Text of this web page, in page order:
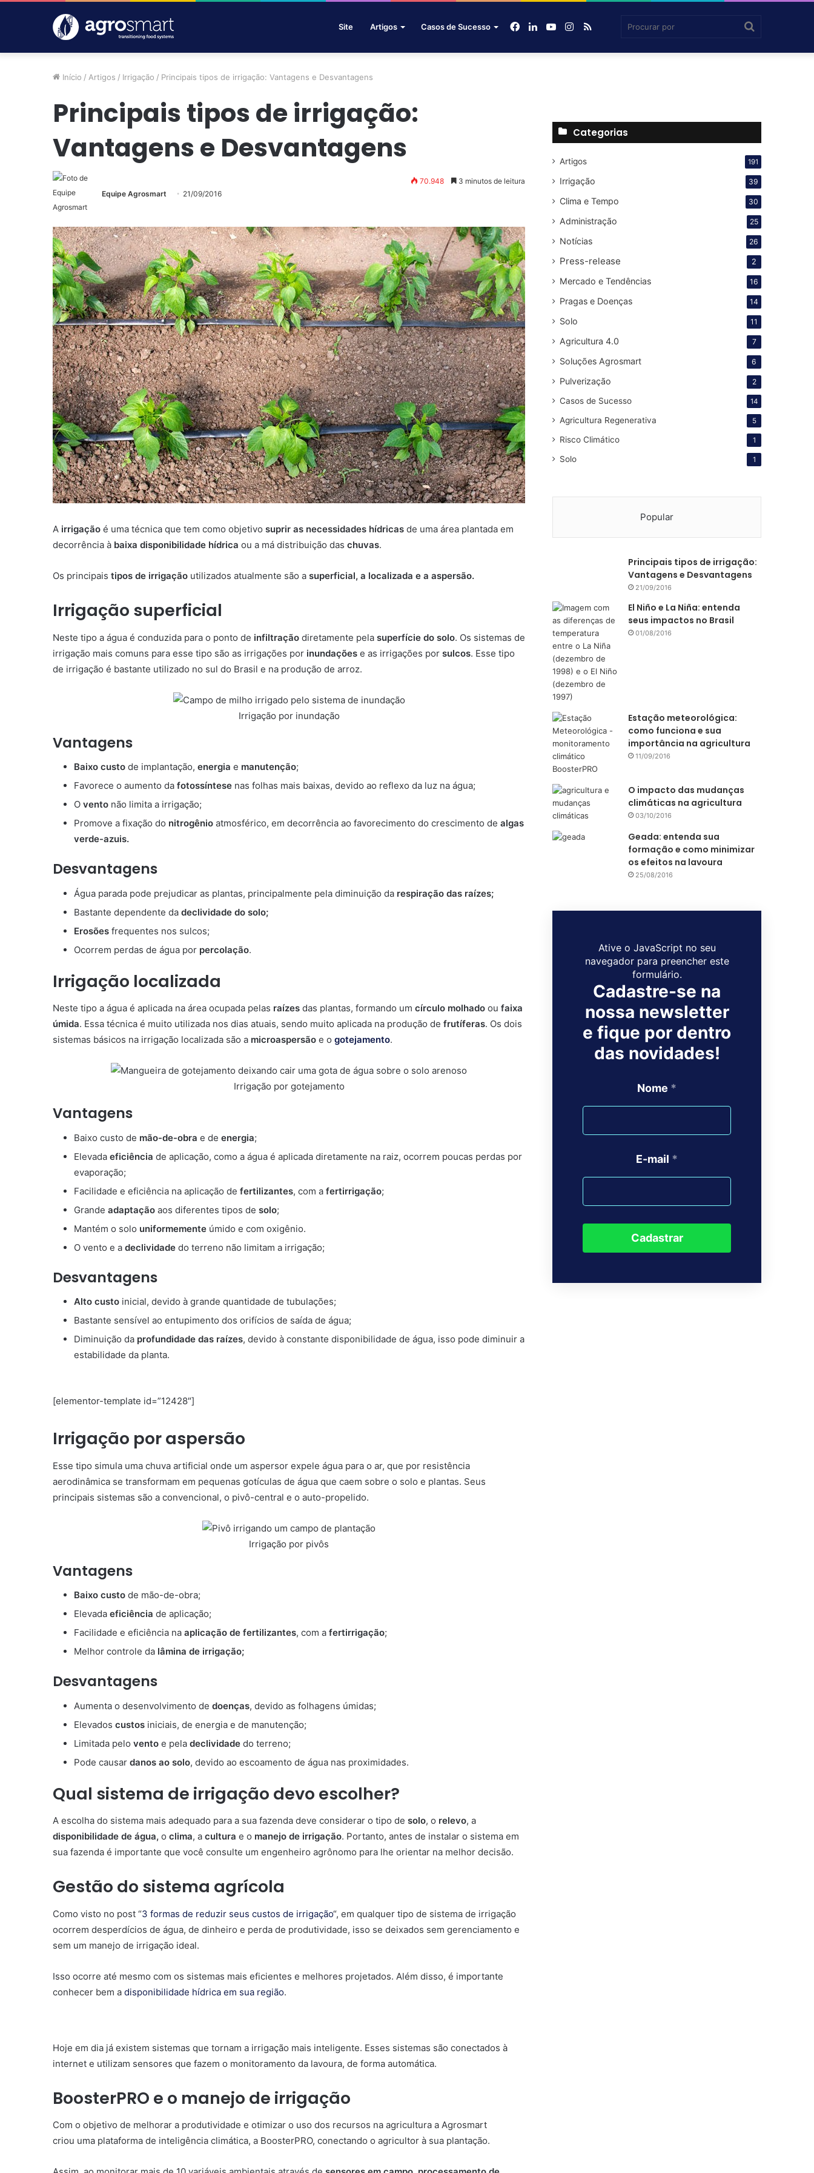
Site Artigos Casos de Sucesso Agrosmart
RSS
Instagram
YouTube
Linkedin
Facebook
Início / Artigos / Irrigação / Principais tipos de irrigação: Vantagens e Desvantagens
Principais tipos de irrigação:
Vantagens e Desvantagens
Equipe Agrosmart 21/09/2016
70.948 3 minutos de leitura
A irrigação é uma técnica que tem como objetivo suprir as necessidades hídricas de uma área plantada em
decorrência à baixa disponibilidade hídrica ou a má distribuição das chuvas.
Os principais tipos de irrigação utilizados atualmente são a superficial, a localizada e a aspersão.
Irrigação superficial
Neste tipo a água é conduzida para o ponto de infiltração diretamente pela superfície do solo. Os sistemas de
irrigação mais comuns para esse tipo são as irrigações por inundações e as irrigações por sulcos. Esse tipo
de irrigação é bastante utilizado no sul do Brasil e na produção de arroz.
Irrigação por inundação
Vantagens
Baixo custo de implantação, energia e manutenção;
Favorece o aumento da fotossíntese nas folhas mais baixas, devido ao reflexo da luz na água;
O vento não limita a irrigação;
Promove a fixação do nitrogênio atmosférico, em decorrência ao favorecimento do crescimento de algas
verde-azuis.
Desvantagens
Água parada pode prejudicar as plantas, principalmente pela diminuição da respiração das raízes;
Bastante dependente da declividade do solo;
Erosões frequentes nos sulcos;
Ocorrem perdas de água por percolação.
Irrigação localizada
Neste tipo a água é aplicada na área ocupada pelas raízes das plantas, formando um círculo molhado ou faixa
úmida. Essa técnica é muito utilizada nos dias atuais, sendo muito aplicada na produção de frutíferas. Os dois
sistemas básicos na irrigação localizada são a microaspersão e o gotejamento.
Irrigação por gotejamento
Vantagens
Baixo custo de mão-de-obra e de energia;
Elevada eficiência de aplicação, como a água é aplicada diretamente na raiz, ocorrem poucas perdas por
evaporação;
Facilidade e eficiência na aplicação de fertilizantes, com a fertirrigação;
Grande adaptação aos diferentes tipos de solo;
Mantém o solo uniformemente úmido e com oxigênio.
O vento e a declividade do terreno não limitam a irrigação;
Desvantagens
Alto custo inicial, devido à grande quantidade de tubulações;
Bastante sensível ao entupimento dos orifícios de saída de água;
Diminuição da profundidade das raízes, devido à constante disponibilidade de água, isso pode diminuir a
estabilidade da planta.
[elementor-template id=”12428″]
Irrigação por aspersão
Esse tipo simula uma chuva artificial onde um aspersor expele água para o ar, que por resistência
aerodinâmica se transformam em pequenas gotículas de água que caem sobre o solo e plantas. Seus
principais sistemas são a convencional, o pivô-central e o auto-propelido.
Irrigação por pivôs
Vantagens
Baixo custo de mão-de-obra;
Elevada eficiência de aplicação;
Facilidade e eficiência na aplicação de fertilizantes, com a fertirrigação;
Melhor controle da lâmina de irrigação;
Desvantagens
Aumenta o desenvolvimento de doenças, devido as folhagens úmidas;
Elevados custos iniciais, de energia e de manutenção;
Limitada pelo vento e pela declividade do terreno;
Pode causar danos ao solo, devido ao escoamento de água nas proximidades.
Qual sistema de irrigação devo escolher?
A escolha do sistema mais adequado para a sua fazenda deve considerar o tipo de solo, o relevo, a
disponibilidade de água, o clima, a cultura e o manejo de irrigação. Portanto, antes de instalar o sistema em
sua fazenda é importante que você consulte um engenheiro agrônomo para lhe orientar na melhor decisão.
Gestão do sistema agrícola
Como visto no post “3 formas de reduzir seus custos de irrigação“, em qualquer tipo de sistema de irrigação
ocorrem desperdícios de água, de dinheiro e perda de produtividade, isso se deixados sem gerenciamento e
sem um manejo de irrigação ideal.
Isso ocorre até mesmo com os sistemas mais eficientes e melhores projetados. Além disso, é importante
conhecer bem a disponibilidade hídrica em sua região.
Hoje em dia já existem sistemas que tornam a irrigação mais inteligente. Esses sistemas são conectados à
internet e utilizam sensores que fazem o monitoramento da lavoura, de forma automática.
BoosterPRO e o manejo de irrigação
Com o objetivo de melhorar a produtividade e otimizar o uso dos recursos na agricultura a Agrosmart
criou uma plataforma de inteligência climática, a BoosterPRO, conectando o agricultor à sua plantação.
Categorias
Artigos 191
Irrigação 39
Clima e Tempo 30
Administração 25
Notícias 26
Press-release 2
Mercado e Tendências 16
Pragas e Doenças 14
Solo 11
Agricultura 4.0 7
Soluções Agrosmart 6
Pulverização 2
Casos de Sucesso 14
Agricultura Regenerativa 5
Risco Climático 1
Solo 1
Popular
Principais tipos de irrigação:
Vantagens e Desvantagens
21/09/2016
El Niño e La Niña: entenda
seus impactos no Brasil
01/08/2016
Estação meteorológica:
como funciona e sua
importância na agricultura
11/09/2016
O impacto das mudanças
climáticas na agricultura
03/10/2016
Geada: entenda sua
formação e como minimizar
os efeitos na lavoura
25/08/2016
Ative o JavaScript no seu
navegador para preencher este
formulário.
Cadastre-se na
nossa newsletter
e fique por dentro
das novidades!
Nome *
E-mail *
Cadastrar